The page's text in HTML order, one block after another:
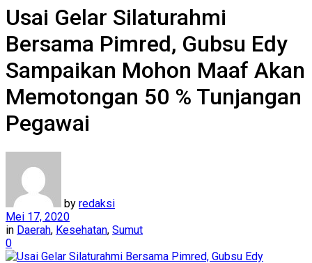
Usai Gelar Silaturahmi
Bersama Pimred, Gubsu Edy
Sampaikan Mohon Maaf Akan
Memotongan 50 % Tunjangan
Pegawai
by redaksi
Mei 17, 2020
in Daerah, Kesehatan, Sumut
0